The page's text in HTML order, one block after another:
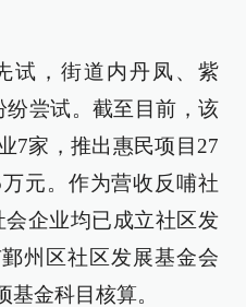
试，街道内丹凤、紫
尝试。截至目前，该
7家，推出惠民项目27
元。作为营收反哺社
会企业均已成立社区发
州区社区发展基金会
金科目核算。